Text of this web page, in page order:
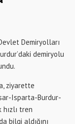
Demiryolları
demiryolu
ziyarette
Isparta-Burdur-
tren
bilgi aldığını